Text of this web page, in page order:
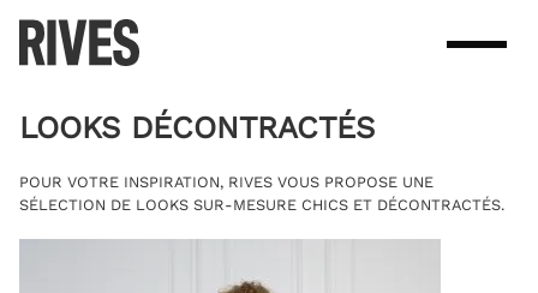
content
LOOKS DÉCONTRACTÉS
POUR VOTRE INSPIRATION, RIVES VOUS PROPOSE UNE
SÉLECTION DE LOOKS SUR-MESURE CHICS ET DÉCONTRACTÉS.